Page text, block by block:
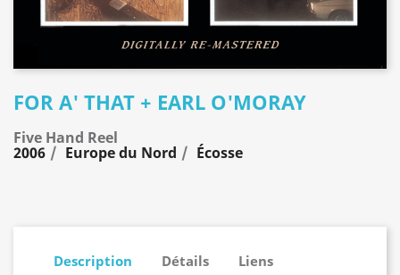
FOR A' THAT + EARL O'MORAY
Five Hand Reel
2006 Europe du Nord Écosse
Description Détails Liens